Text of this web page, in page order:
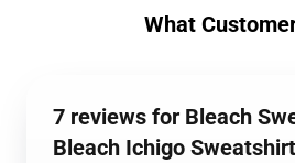
What
7 reviews for Bleach
Bleach Ichigo